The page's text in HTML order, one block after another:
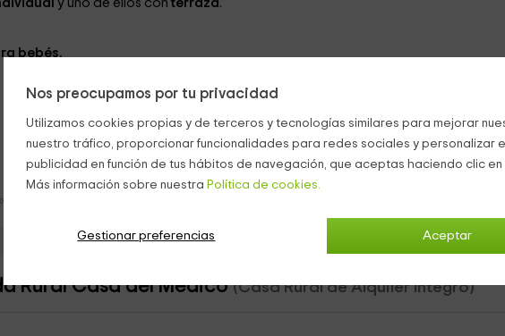
Nos preocupamos por tu privacidad
Utilizamos cookies propias y de terceros y tecnologías similares para mejorar
nuestro tráfico, proporcionar funcionalidades para redes sociales y personalizar
publicidad en función de tus hábitos de navegación, que aceptas haciendo clic
Más información sobre nuestra Política de cookies.
Aceptar
Gestionar preferencias
y uno de ellos con terraza.
bebés.
Rural Casa del Médico(Casa Rural de Alquiler Íntegro)